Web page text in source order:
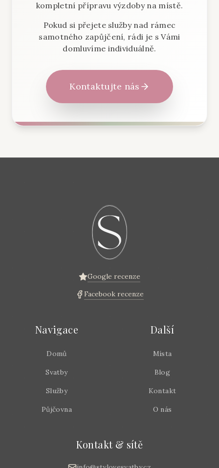
kompletní přípravu výzdoby na místě.
Pokud si přejete služby nad rámec
samotného zapůjčení, rádi je s Vámi
domluvíme individuálně.
Kontaktujte nás
Google recenze
Facebook recenze
Navigace
Domů
Svatby
Služby
Půjčovna
Další
Místa
Blog
Kontakt
O nás
Kontakt & sítě